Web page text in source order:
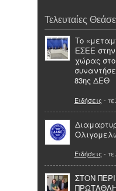
Τελευταίες
Το
ΕΣΕΕ στην
χώρας
83ης ΔΕΘ
Ειδήσεις -
Ειδήσεις -
ΣΤΟΝ